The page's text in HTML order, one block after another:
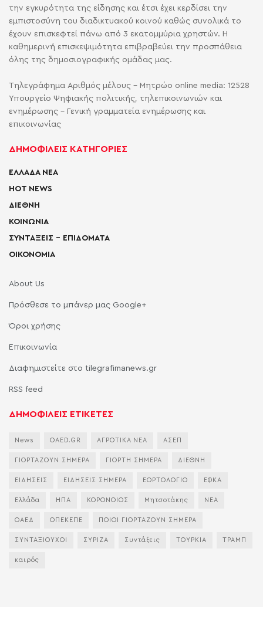
την εγκυρότητα της είδησης και έτσι έχει κερδίσει την
εμπιστοσύνη του διαδικτυακού κοινού καθώς συνολικά το
έχουν επισκεφτεί πάνω από 3 εκατομμύρια χρηστών. Η
καθημερινή επισκεψιμότητα επιβραβεύει την προσπάθεια
όλης της δημοσιογραφικής ομάδας μας.
Τηλεγράφημα Αριθμός μέλους - Μητρώο online media: 12528
Υπουργείο Ψηφιακής πολιτικής, τηλεπικοινωνιών και
ενημέρωσης - Γενική γραμματεία ενημέρωσης και
επικοινωνίας
ΔΗΜΟΦΙΛΕΙΣ ΚΑΤΗΓΟΡΙΕΣ
ΕΛΛΑΔΑ ΝΕΑ
HOT NEWS
ΔΙΕΘΝΗ
ΚΟΙΝΩΝΙΑ
ΣΥΝΤΑΞΕΙΣ – ΕΠΙΔΟΜΑΤΑ
ΟΙΚΟΝΟΜΙΑ
About Us
Πρόσθεσε το μπάνερ μας Google+
Όροι χρήσης
Επικοινωνία
Διαφημιστείτε στο tilegrafimanews.gr
RSS feed
ΔΗΜΟΦΙΛΕΙΣ ΕΤΙΚΕΤΕΣ
News OAED.GR ΑΓΡΟΤΙΚΑ ΝΕΑ ΑΣΕΠ
ΓΙΟΡΤΑΖΟΥΝ ΣΗΜΕΡΑ ΓΙΟΡΤΗ ΣΗΜΕΡΑ ΔΙΕΘΝΗ
ΕΙΔΗΣΕΙΣ ΕΙΔΗΣΕΙΣ ΣΗΜΕΡΑ ΕΟΡΤΟΛΟΓΙΟ ΕΦΚΑ
Ελλάδα ΗΠΑ ΚΟΡΟΝΟΙΟΣ Μητσοτάκης ΝΕΑ
ΟΑΕΔ ΟΠΕΚΕΠΕ ΠΟΙΟΙ ΓΙΟΡΤΑΖΟΥΝ ΣΗΜΕΡΑ
ΣΥΝΤΑΞΙΟΥΧΟΙ ΣΥΡΙΖΑ Συντάξεις ΤΟΥΡΚΙΑ ΤΡΑΜΠ
καιρός